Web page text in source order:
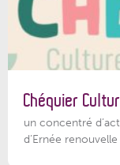
Chéquier
un concentré
d’Ernée